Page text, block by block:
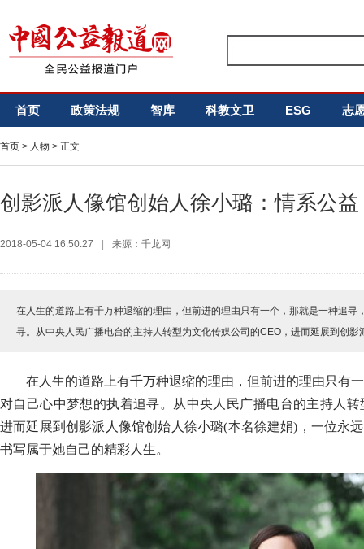
首页 政策法规 智库 科教文卫 ESG 志
首页 > 人物 > 正文
创影派人像馆创始人徐小璐：情系公
2018-05-04 16:50:27 来源：千龙网
在人生的道路上有千万种退缩的理由，但前进的理由只有一个，那就是一种追寻
寻。从中央人民广播电台的主持人转型为文化传媒公司的CEO，进而延展到创
在人生的道路上有千万种退缩的理由，但前进的理由只有
对自己心中梦想的执着追寻。从中央人民广播电台的主持人
进而延展到创影派人像馆创始人徐小璐(本名徐建娟)，一位永
书写属于她自己的精彩人生。